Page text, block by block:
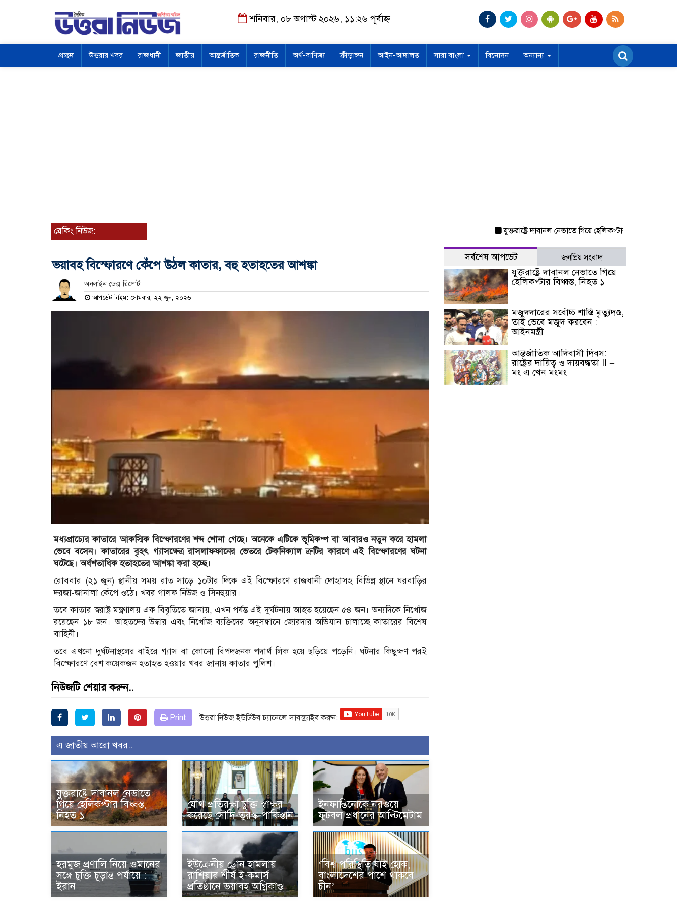
শনিবার, ০৮ অগাস্ট ২০২৬, ১১:২৬ পূর্বাহ্ন
প্রচ্ছদ উত্তরার খবর রাজধানী জাতীয় আন্তর্জাতিক রাজনীতি অর্থ-বাণিজ্য ক্রীড়াঙ্গন আইন-আদালত সারা বাংলা বিনোদন অন্যান্য
ব্রেকিং নিউজ: যুক্তরাষ্ট্রে দাবানল নেভাতে গিয়ে হেলিকপ্টার বিধ্বস্ত, নিহত ১
ভয়াবহ বিস্ফোরণে কেঁপে উঠল কাতার, বহু হতাহতের আশঙ্কা
অনলাইন ডেক্স রিপোর্ট
আপডেট টাইম: সোমবার, ২২ জুন, ২০২৬
মধ্যপ্রাচ্যের কাতারে আকস্মিক বিস্ফোরণের শব্দ শোনা গেছে। অনেকে এটিকে ভূমিকম্প বা আবারও নতুন করে হামলা
ভেবে বসেন। কাতারের বৃহৎ গ্যাসক্ষেত্র রাসলাফফানের ভেতরে টেকনিক্যাল ত্রুটির কারণে এই বিস্ফোরণের ঘটনা
ঘটেছে। অর্ধশতাধিক হতাহতের আশঙ্কা করা হচ্ছে।
রোববার (২১ জুন) স্থানীয় সময় রাত সাড়ে ১০টার দিকে এই বিস্ফোরণে রাজধানী দোহাসহ বিভিন্ন স্থানে ঘরবাড়ির
দরজা-জানালা কেঁপে ওঠে। খবর গালফ নিউজ ও সিনহুয়ার।
তবে কাতার স্বরাষ্ট্র মন্ত্রণালয় এক বিবৃতিতে জানায়, এখন পর্যন্ত এই দুর্ঘটনায় আহত হয়েছেন ৫৪ জন। অন্যদিকে নিখোঁজ
রয়েছেন ১৮ জন। আহতদের উদ্ধার এবং নিখোঁজ ব্যক্তিদের অনুসন্ধানে জোরদার অভিযান চালাচ্ছে কাতারের বিশেষ
বাহিনী।
তবে এখনো দুর্ঘটনাস্থলের বাইরে গ্যাস বা কোনো বিপদজনক পদার্থ লিক হয়ে ছড়িয়ে পড়েনি। ঘটনার কিছুক্ষণ পরই
বিস্ফোরণে বেশ কয়েকজন হতাহত হওয়ার খবর জানায় কাতার পুলিশ।
নিউজটি শেয়ার করুন..
Print উত্তরা নিউজ ইউটিউব চ্যানেলে সাবস্ক্রাইব করুন:
এ জাতীয় আরো খবর..
যুক্তরাষ্ট্রে দাবানল নেভাতে
গিয়ে হেলিকপ্টার বিধ্বস্ত,
নিহত ১
যৌথ প্রতিরক্ষা চুক্তি স্বাক্ষর
করেছে সৌদি-তুরস্ক-পাকিস্তান
ইনফান্তিনোকে নরওয়ে
ফুটবল প্রধানের আল্টিমেটাম
হরমুজ প্রণালি নিয়ে ওমানের
সঙ্গে চুক্তি চূড়ান্ত পর্যায়ে :
ইরান
ইউক্রেনীয় ড্রোন হামলায়
রাশিয়ার শীর্ষ ই-কমার্স
প্রতিষ্ঠানে ভয়াবহ অগ্নিকাণ্ড
‘বিশ্ব পরিস্থিতি যাই হোক,
বাংলাদেশের পাশে থাকবে
চীন’
সর্বশেষ আপডেট জনপ্রিয় সংবাদ
যুক্তরাষ্ট্রে দাবানল নেভাতে গিয়ে
হেলিকপ্টার বিধ্বস্ত, নিহত ১
মজুদদারের সর্বোচ্চ শাস্তি মৃত্যুদণ্ড,
তাই ভেবে মজুদ করবেন :
আইনমন্ত্রী
আন্তর্জাতিক আদিবাসী দিবস:
রাষ্ট্রের দায়িত্ব ও দায়বদ্ধতা II –
মং এ খেন মংমং